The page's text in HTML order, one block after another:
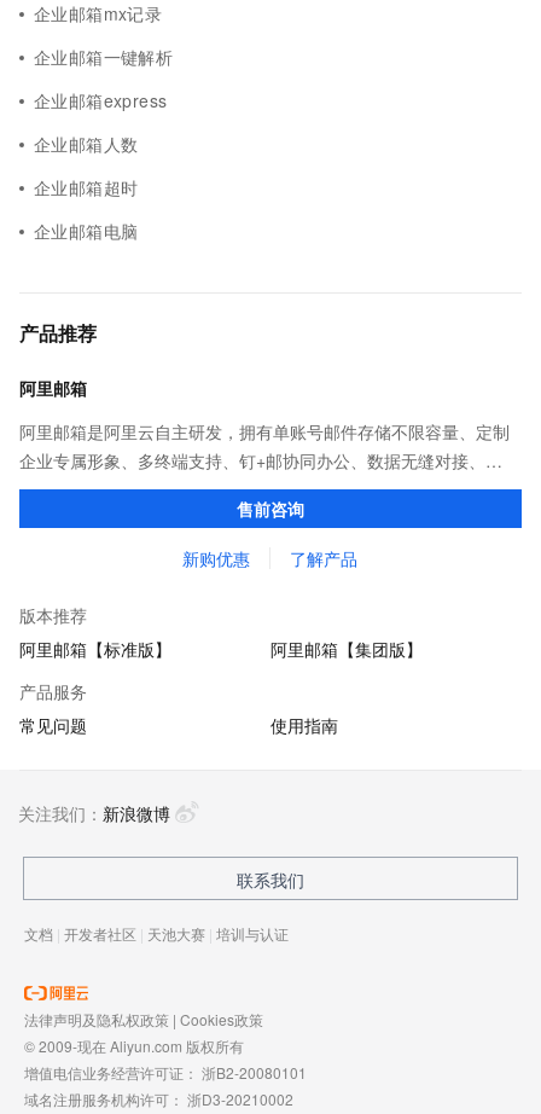
企业邮箱mx记录
企业邮箱一键解析
企业邮箱express
企业邮箱人数
企业邮箱超时
企业邮箱电脑
产品推荐
阿里邮箱
阿里邮箱是阿里云自主研发，拥有单账号邮件存储不限容量、定制
企业专属形象、多终端支持、钉+邮协同办公、数据无缝对接、
7*24h售后等功能服务，助力千万企业增加客户信任度及发展。
售前咨询
新购优惠 了解产品
版本推荐
阿里邮箱【标准版】
阿里邮箱【集团版】
产品服务
常见问题
使用指南
关注我们： 新浪微博
联系我们
文档 | 开发者社区 | 天池大赛 | 培训与认证
法律声明及隐私权政策 | Cookies政策
© 2009-现在 Aliyun.com 版权所有
增值电信业务经营许可证： 浙B2-20080101
域名注册服务机构许可： 浙D3-20210002